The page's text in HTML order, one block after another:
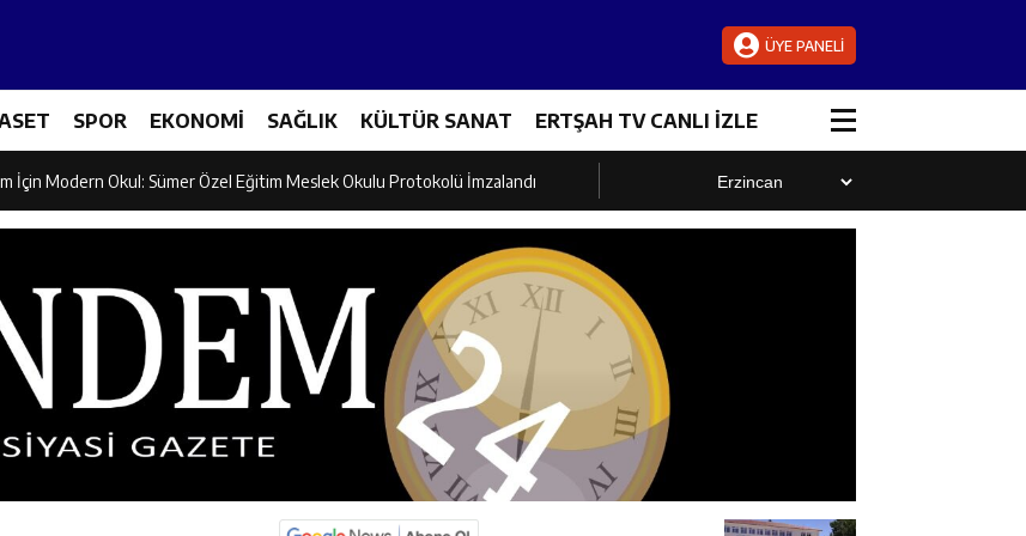
ÜYE PANELİ
SPOR EKONOMİ SAĞLIK KÜLTÜR SANAT ERTŞAH TV CANLI İZLE
Teknolojileriyle Tanışıyor
İçin Modern Okul: Sümer Özel Eğitim Meslek Okulu Protokolü İmzalandı
Zengin Ailesine Taziye Ziyareti
Fahreddin Paşa’nın Kızının Kabri
Hizmetler İl Müdürlüğünde Değerlendirme Toplantısı